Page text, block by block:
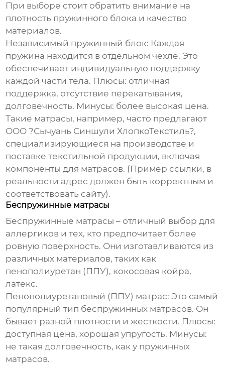
При выборе стоит обратить внимание на
плотность пружинного блока и качество
материалов.
Независимый пружинный блок: Каждая
пружина находится в отдельном чехле. Это
обеспечивает индивидуальную поддержку
каждой части тела. Плюсы: отличная
поддержка, отсутствие перекатывания,
долговечность. Минусы: более высокая цена.
Такие матрасы, например, часто предлагают
ООО ?Сычуань Синшули ХлопкоТекстиль?,
специализирующиеся на производстве и
поставке текстильной продукции, включая
компоненты для матрасов. (Пример ссылки, в
реальности адрес должен быть корректным и
соответствовать сайту).
Беспружинные матрасы
Беспружинные матрасы – отличный выбор для
аллергиков и тех, кто предпочитает более
ровную поверхность. Они изготавливаются из
различных материалов, таких как
пенополиуретан (ППУ), кокосовая койра,
латекс.
Пенополиуретановый (ППУ) матрас: Это самый
популярный тип беспружинных матрасов. Он
бывает разной плотности и жесткости. Плюсы:
доступная цена, хорошая упругость. Минусы:
не такая долговечность, как у пружинных
матрасов.